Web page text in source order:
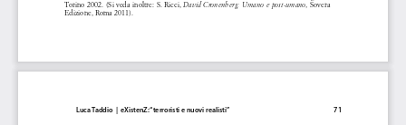
Torino 2002. (Si veda inoltre: S. Ricci, David Cronenberg: Umano e post-umano , Sovera
Edizione, Roma 2011).
Luca Taddio  |  eXistenZ: “terroristi e nuovi realisti”
                                                                     71